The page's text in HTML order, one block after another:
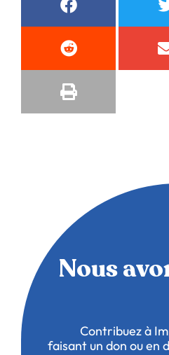
Nous
Contribuez à
faisant un don ou en